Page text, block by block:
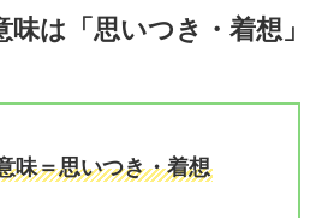
は「思いつき・着想」
味＝思いつき・着想